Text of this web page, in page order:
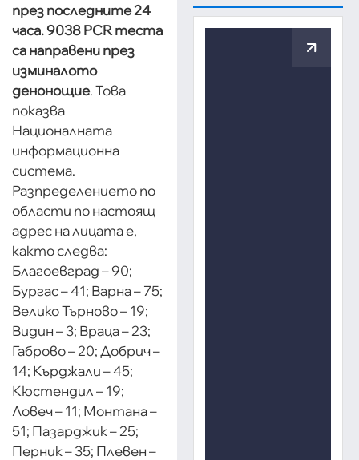
през последните 24
часа. 9038 PCR теста
са направени през
изминалото
денонощие. Това
показва
Националната
информационна
система.
Разпределението по
области по настоящ
адрес на лицата е,
както следва:
Благоевград – 90;
Бургас – 41; Варна – 75;
Велико Търново – 19;
Видин – 3; Враца – 23;
Габрово – 20; Добрич –
14; Кърджали – 45;
Кюстендил – 19;
Ловеч – 11; Монтана –
51; Пазарджик – 25;
Перник – 35; Плевен –